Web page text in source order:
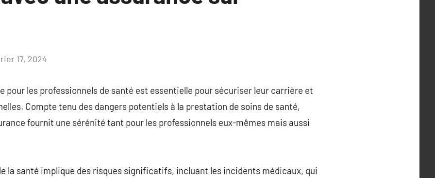
17, 2024
pour les professionnels de santé est essentielle pour sécuriser leur carrière et
Compte tenu des dangers potentiels à la prestation de soins de santé,
fournit une sérénité tant pour les professionnels eux-mêmes mais aussi
la santé implique des risques significatifs, incluant les incidents médicaux, qui